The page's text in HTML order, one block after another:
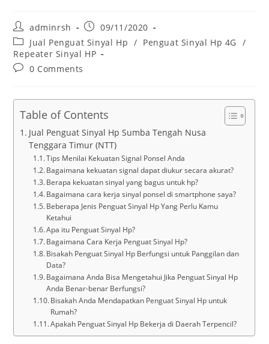
Post
author:
adminrsh
Post
published:
09/11/2020
Post
category:
Jual Penguat Sinyal Hp / Penguat Sinyal Hp 4G /
Repeater Sinyal HP
Post0 Comments
Table of Contents
Jual Penguat Sinyal Hp Sumba Tengah Nusa
Tenggara Timur (NTT)
Tips Menilai Kekuatan Signal Ponsel Anda
Bagaimana kekuatan signal dapat diukur secara akurat?
Berapa kekuatan sinyal yang bagus untuk hp?
Bagaimana cara kerja sinyal ponsel di smartphone saya?
Beberapa Jenis Penguat Sinyal Hp Yang Perlu Kamu
Ketahui
Apa itu Penguat Sinyal Hp?
Bagaimana Cara Kerja Penguat Sinyal Hp?
Bisakah Penguat Sinyal Hp Berfungsi untuk Panggilan dan
Data?
Bagaimana Anda Bisa Mengetahui Jika Penguat Sinyal Hp
Anda Benar-benar Berfungsi?
Bisakah Anda Mendapatkan Penguat Sinyal Hp untuk
Rumah?
Apakah Penguat Sinyal Hp Bekerja di Daerah Terpencil?